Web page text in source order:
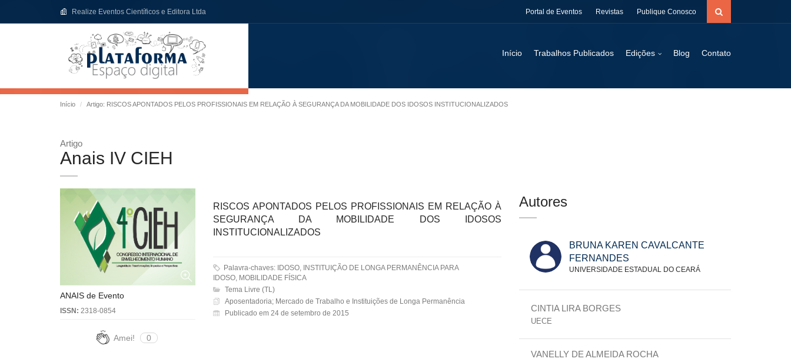
Realize Eventos Científicos e Editora Ltda Portal de Eventos Revistas Publique Conosco
Início Trabalhos Publicados Edições Blog Contato
Início Artigo: RISCOS APONTADOS PELOS PROFISSIONAIS EM RELAÇÃO À SEGURANÇA DA MOBILIDADE DOS IDOSOS INSTITUCIONALIZADOS
Artigo
Anais IV CIEH
ANAIS de Evento
ISSN: 2318-0854
Amei! 0
RISCOS APONTADOS PELOS PROFISSIONAIS EM RELAÇÃO À
SEGURANÇA DA MOBILIDADE DOS IDOSOS
INSTITUCIONALIZADOS
Palavra-chaves: IDOSO, INSTITUIÇÃO DE LONGA PERMANÊNCIA PARA
IDOSO, MOBILIDADE FÍSICA
Tema Livre (TL)
Aposentadoria; Mercado de Trabalho e Instituições de Longa Permanência
Publicado em 24 de setembro de 2015
Autores
BRUNA KAREN CAVALCANTE
FERNANDES
UNIVERSIDADE ESTADUAL DO CEARÁ
CINTIA LIRA BORGES
UECE
VANELLY DE ALMEIDA ROCHA